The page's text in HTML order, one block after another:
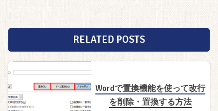
RELATED POSTS
Wordで置換機能を使って改行
を削除・置換する方法